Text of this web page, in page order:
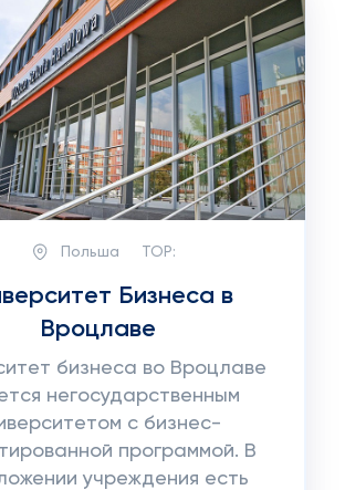
Польша TOP:
Бизнеса в
Вроцлаве
бизнеса во Вроцлаве
негосударственным
с бизнес-
программой. В
учреждения есть